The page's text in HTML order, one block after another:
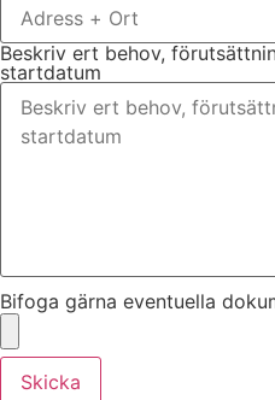
Beskriv ert behov,
startdatum
Bifoga gärna eventuella
Skicka